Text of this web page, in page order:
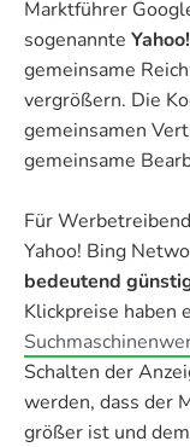
Marktführer
sogenannte
gemeinsame
vergrößern. Die
gemeinsamen
gemeinsame
Für
Yahoo! Bing
bedeutend
Klickpreise haben
Schalten der
werden, dass der
größer ist und